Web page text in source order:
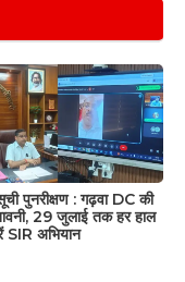
पुनरीक्षण : गढ़वा DC की
29 जुलाई तक हर हाल
SIR अभियान